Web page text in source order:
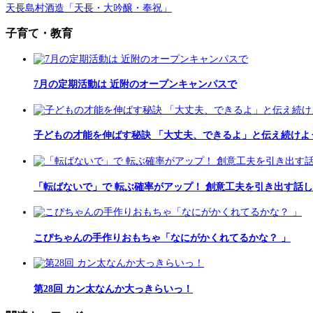
天長島村酒造「天長・大吟醸・奉祝」
子育て・教育
7月の定期活動は 近附のオープンキャンパスで
子どもの才能を伸ばす秘訣 「大丈夫、できるよ」と伝え続けよ
「転ばないで」で 転ぶ確率がアップ！ 創意工夫を引き出す話
こぴちゃんの手作りおもちゃ「なにがかくれてるかな？ 」
第28回 カン太なんか大っきらいっ！